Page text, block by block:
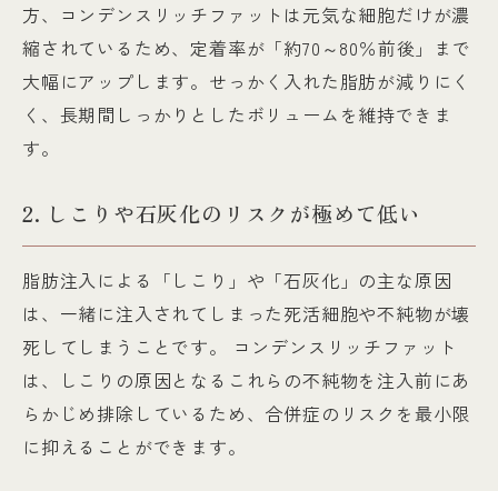
方、コンデンスリッチファットは元気な細胞だけが濃
縮されているため、定着率が「約70～80％前後」まで
大幅にアップします。せっかく入れた脂肪が減りにく
く、長期間しっかりとしたボリュームを維持できま
す。
2. しこりや石灰化のリスクが極めて低い
脂肪注入による「しこり」や「石灰化」の主な原因
は、一緒に注入されてしまった死活細胞や不純物が壊
死してしまうことです。 コンデンスリッチファット
は、しこりの原因となるこれらの不純物を注入前にあ
らかじめ排除しているため、合併症のリスクを最小限
に抑えることができます。